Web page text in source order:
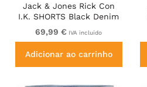
Jack & Jones Rick Con
I.K. SHORTS Black Denim
69,99 € IVA incluído
Adicionar ao carrinho